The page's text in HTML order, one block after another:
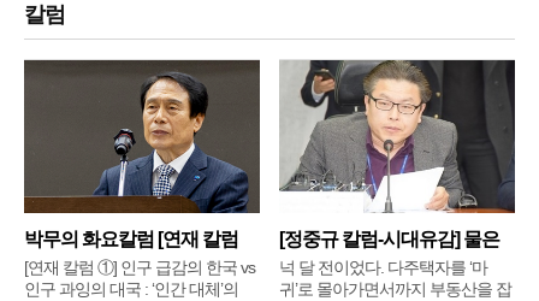
칼럼
박무의 화요칼럼 [연재 칼럼
①]
[연재 칼럼 ①] 인구 급감의 한국 vs
인구 과잉의 대국 : ‘인간 대체’의
[정중규 칼럼-시대유감] 물은
배
넉 달 전이었다. 다주택자를 ‘마
귀’로 몰아가면서까지 부동산을 잡